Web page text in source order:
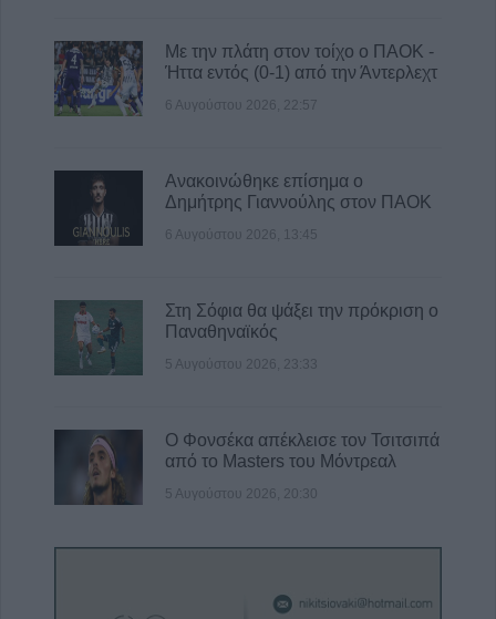
6 Αυγούστου 2026, 23:51Με την πλάτη στον τοίχο ο ΠΑΟΚ -
Ήττα εντός (0-1) από την Άντερλεχτ
6 Αυγούστου 2026, 22:57
Ανακοινώθηκε επίσημα ο
Δημήτρης Γιαννούλης στον ΠΑΟΚ
6 Αυγούστου 2026, 13:45
Στη Σόφια θα ψάξει την πρόκριση ο
Παναθηναϊκός
5 Αυγούστου 2026, 23:33
Ο Φονσέκα απέκλεισε τον Τσιτσιπά
από το Masters του Μόντρεαλ
5 Αυγούστου 2026, 20:30